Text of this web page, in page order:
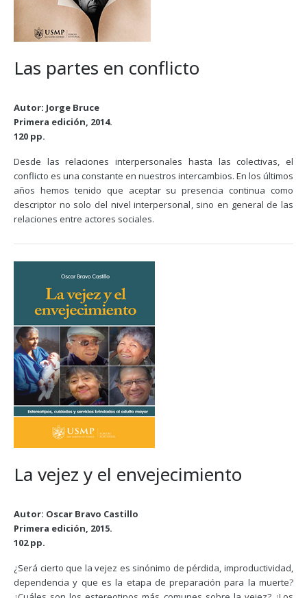
Las partes en conflicto
Autor: Jorge Bruce
Primera edición, 2014.
120 pp.
Desde las relaciones interpersonales hasta las colectivas, el
conflicto es una constante en nuestros intercambios. En los últimos
años hemos tenido que aceptar su presencia continua como
descriptor no solo del nivel interpersonal, sino en general de las
relaciones entre actores sociales.
La vejez y el envejecimiento
Autor: Oscar Bravo Castillo
Primera edición, 2015.
102 pp.
¿Será cierto que la vejez es sinónimo de pérdida, improductividad,
dependencia y que es la etapa de preparación para la muerte?